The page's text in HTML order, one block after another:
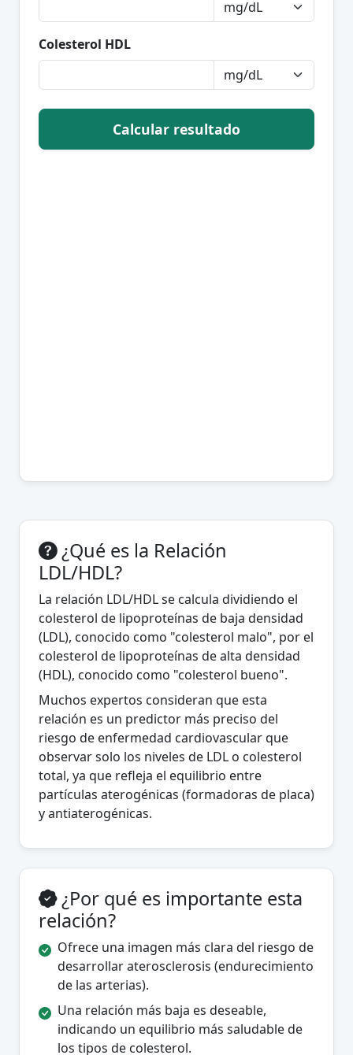
Colesterol HDL
Calcular resultado
¿Qué es la Relación
LDL/HDL?
La relación LDL/HDL se calcula dividiendo el
colesterol de lipoproteínas de baja densidad
(LDL), conocido como "colesterol malo", por el
colesterol de lipoproteínas de alta densidad
(HDL), conocido como "colesterol bueno".
Muchos expertos consideran que esta
relación es un predictor más preciso del
riesgo de enfermedad cardiovascular que
observar solo los niveles de LDL o colesterol
total, ya que refleja el equilibrio entre
partículas aterogénicas (formadoras de placa)
y antiaterogénicas.
¿Por qué es importante esta
relación?
Ofrece una imagen más clara del riesgo de
desarrollar aterosclerosis (endurecimiento
de las arterias).
Una relación más baja es deseable,
indicando un equilibrio más saludable de
los tipos de colesterol.